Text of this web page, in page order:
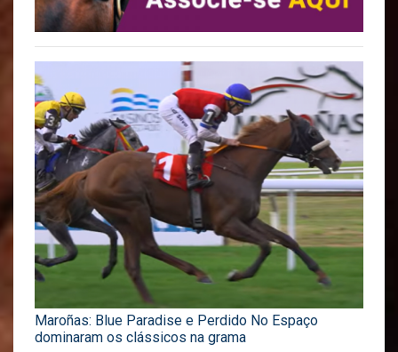
Maroñas: Blue Paradise e Perdido No Espaço
dominaram os clássicos na grama